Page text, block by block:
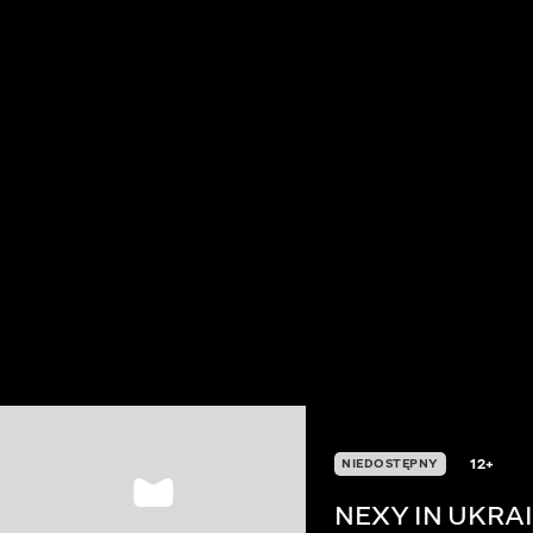
NIEDOSTĘPNY 12+
NEXY IN